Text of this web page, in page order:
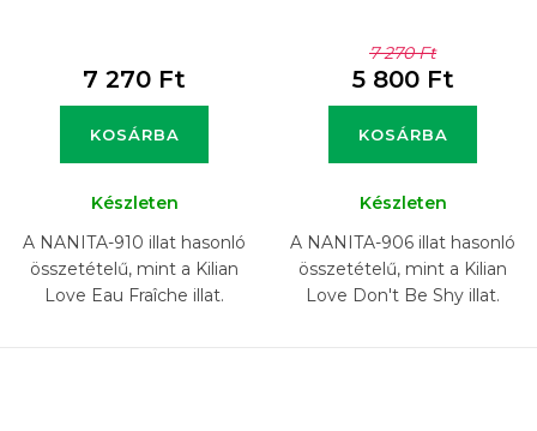
7 270 Ft
KOSÁRBA
Készleten
A NANITA-910 illat hasonló
összetételű, mint a Kilian
Love Eau Fraîche illat.
7 270 Ft
5 800 Ft
KOSÁRBA
Készleten
A NANITA-906 illat hasonló
összetételű, mint a Kilian
Love Don't Be Shy illat.